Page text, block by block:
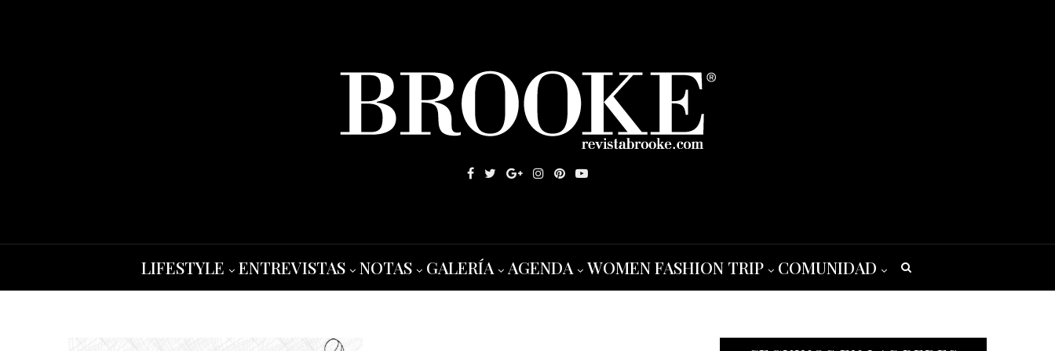
LIFESTYLE ENTREVISTAS NOTAS GALERÍA AGENDA WOMEN FASHION TRIP COMUNIDAD